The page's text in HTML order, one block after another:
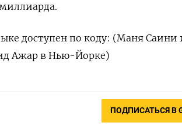
доступен по коду: (Маня Саини
Ажар в Нью-Йорке)
ПОДПИСАТЬСЯ В